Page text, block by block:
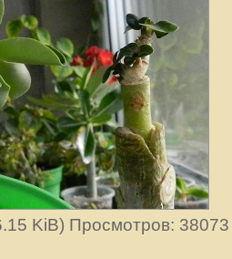
KiB) Просмотров: 38073